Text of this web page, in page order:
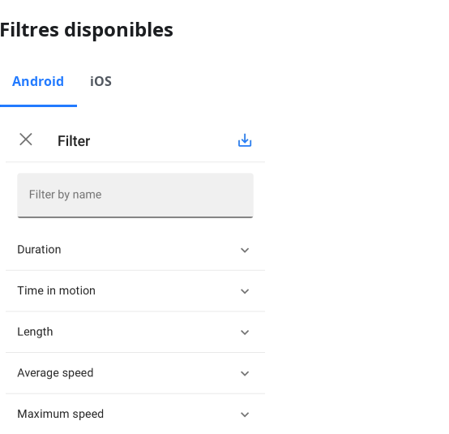
Filtres disponibles
Android iOS